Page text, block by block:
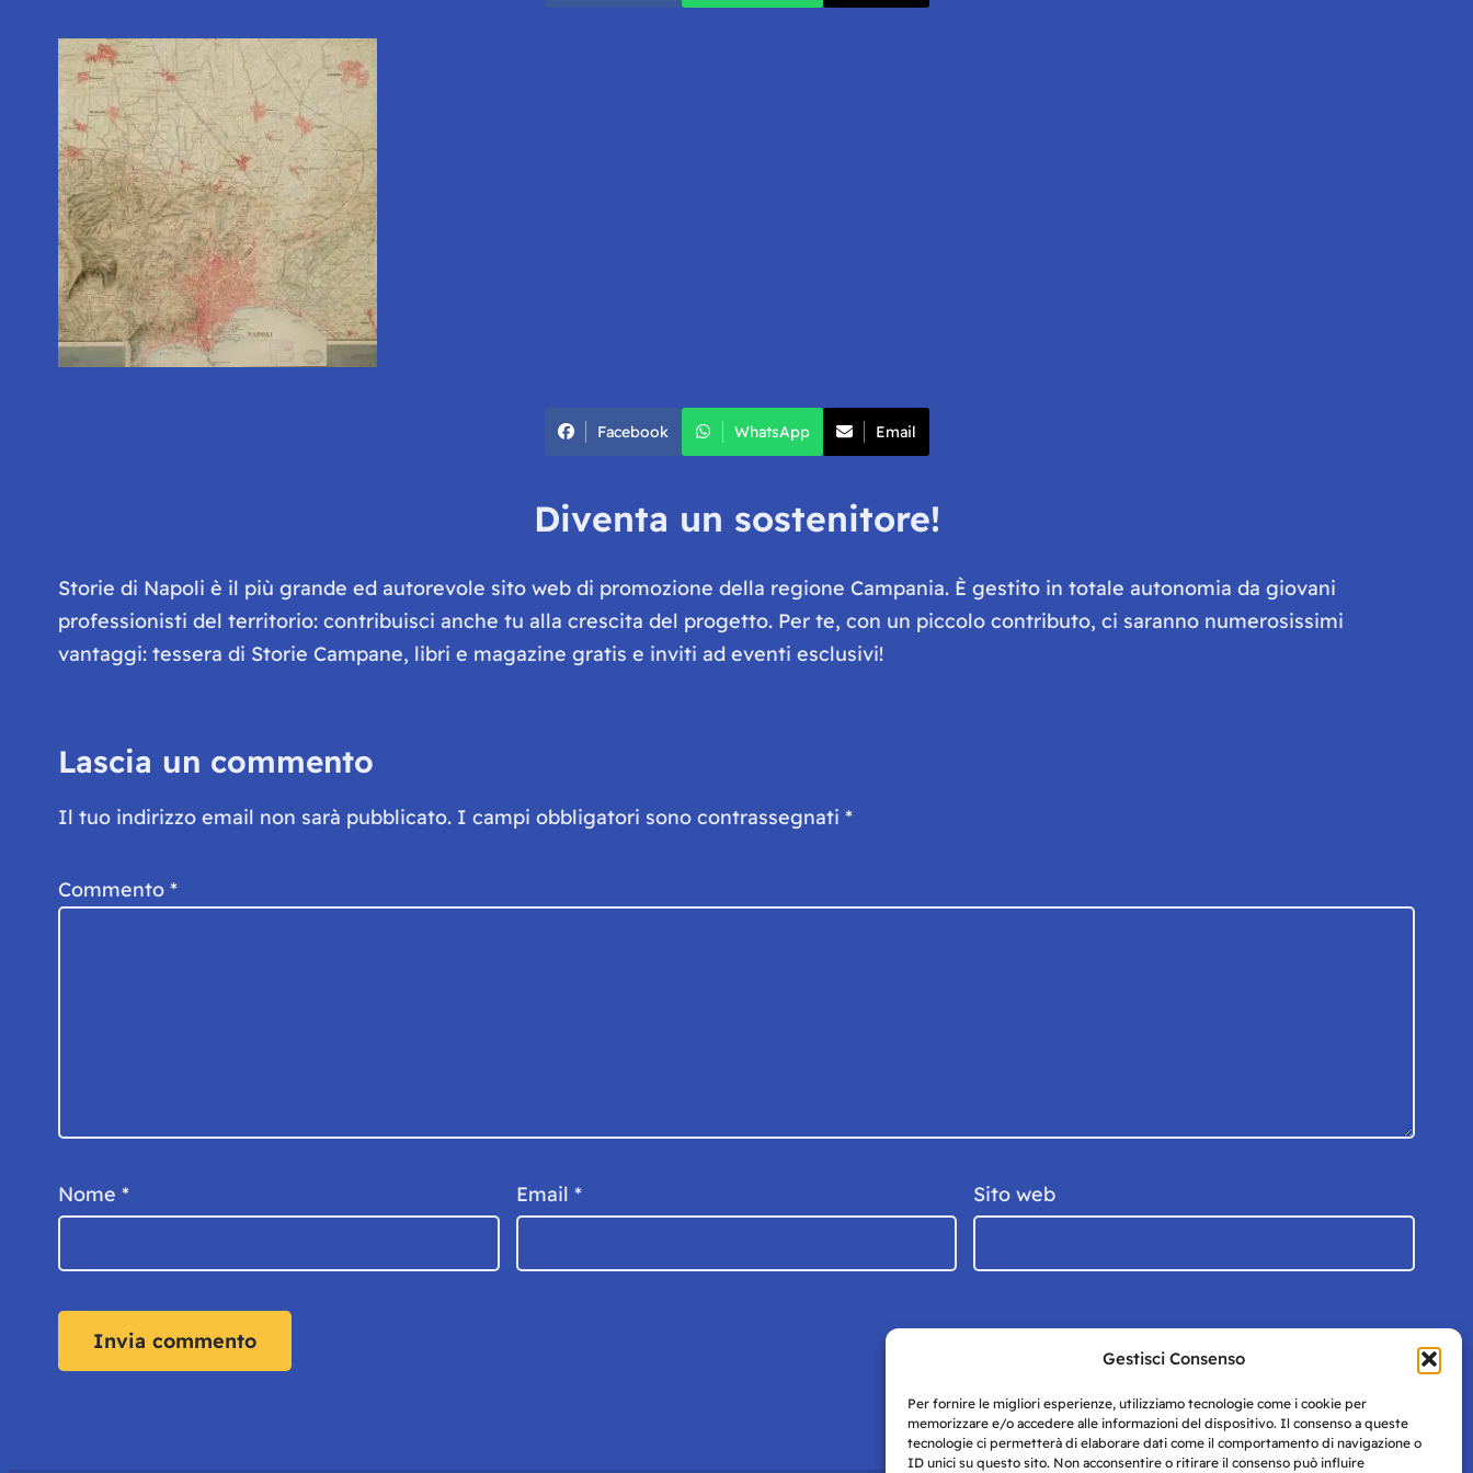
Gestisci Consenso
Per fornire le migliori esperienze, utilizziamo tecnologie come i cookie per
memorizzare e/o accedere alle informazioni del dispositivo. Il consenso a queste
tecnologie ci permetterà di elaborare dati come il comportamento di navigazione o
ID unici su questo sito. Non acconsentire o ritirare il consenso può influire
Facebook WhatsApp Email
Diventa un sostenitore!
Storie di Napoli è il più grande ed autorevole sito web di promozione della regione Campania. È gestito in totale autonomia da giovani
professionisti del territorio: contribuisci anche tu alla crescita del progetto. Per te, con un piccolo contributo, ci saranno numerosissimi
vantaggi: tessera di Storie Campane, libri e magazine gratis e inviti ad eventi esclusivi!
Lascia un commento
Il tuo indirizzo email non sarà pubblicato. I campi obbligatori sono contrassegnati *
Commento *
Nome * Email * Sito web